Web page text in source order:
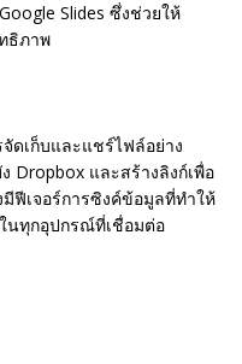
Slides ซึ่งช่วยให้
ธิภาพ
ดเก็บและแชร์ไฟล์อย่าง
Dropbox และสร้างลิงก์เพื่อ
ฟีเจอร์การซิงค์ข้อมูลที่ทำให้
นทุกอุปกรณ์ที่เชื่อมต่อ